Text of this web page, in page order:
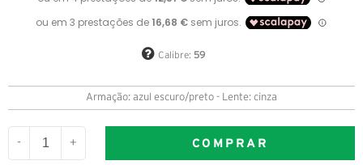
Calibre: 59
Armação: azul escuro/preto - Lente: cinza
- + COMPRAR